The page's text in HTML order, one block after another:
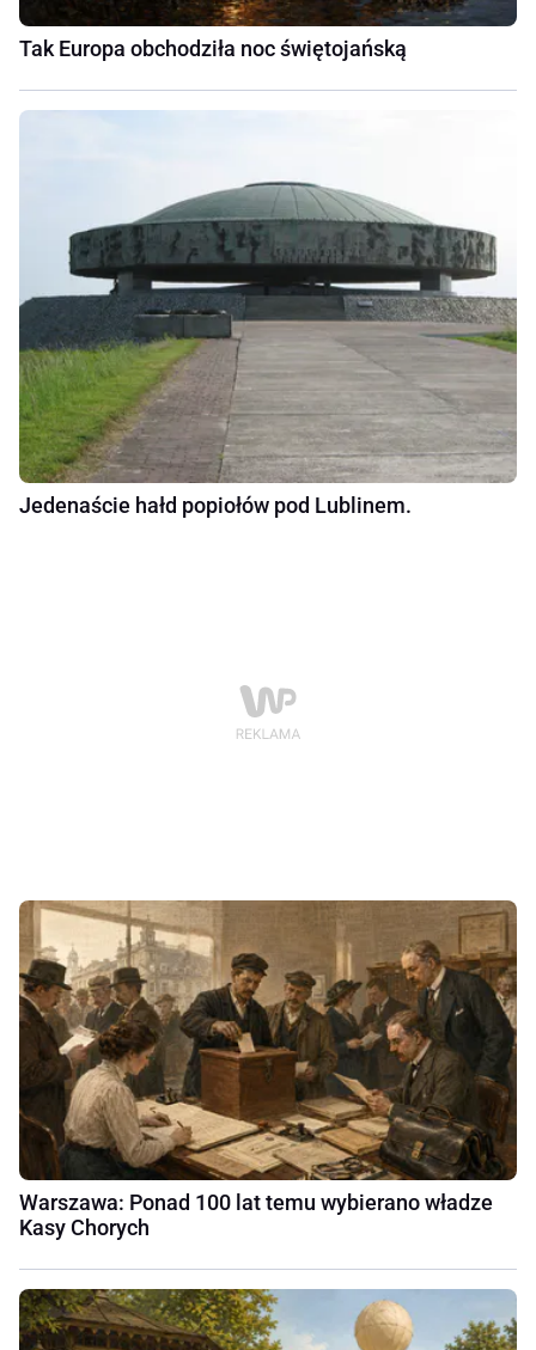
Tak Europa obchodziła noc świętojańską
Jedenaście hałd popiołów pod Lublinem.
Warszawa: Ponad 100 lat temu wybierano władze
Kasy Chorych